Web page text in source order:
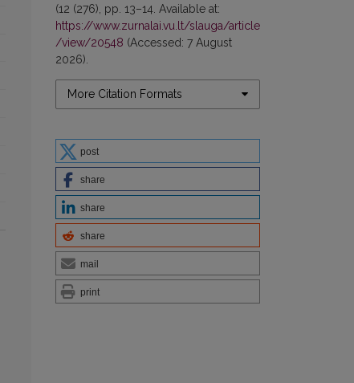
(12 (276), pp. 13–14. Available at:
https://www.zurnalai.vu.lt/slauga/article
/view/20548 (Accessed: 7 August
2026).
More Citation Formats
post
share
share
share
mail
print